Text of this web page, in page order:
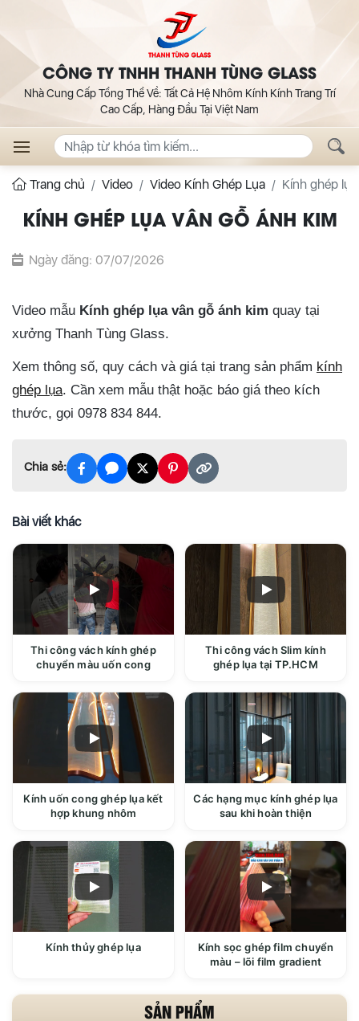
CÔNG TY TNHH THANH TÙNG GLASS
Nhà Cung Cấp Tổng Thể Về: Tất Cả Hệ Nhôm Kính Kính Trang Trí
Cao Cấp, Hàng Đầu Tại Việt Nam
Trang chủ Video Video Kính Ghép Lụa Kính ghép
KÍNH GHÉP LỤA VÂN GỖ ÁNH KIM
Ngày đăng: 07/07/2026
Video mẫu Kính ghép lụa vân gỗ ánh kim quay tại
xưởng Thanh Tùng Glass.
Xem thông số, quy cách và giá tại trang sản phẩm kính
ghép lụa. Cần xem mẫu thật hoặc báo giá theo kích
thước, gọi 0978 834 844.
Chia sẻ:
Bài viết khác
Thi công vách kính ghép
chuyển màu uốn cong
Thi công vách Slim kính
ghép lụa tại TP.HCM
Kính uốn cong ghép lụa kết
hợp khung nhôm
Các hạng mục kính ghép lụa
sau khi hoàn thiện
Kính thủy ghép lụa
Kính sọc ghép film chuyển
màu – lõi film gradient
SẢN PHẨM